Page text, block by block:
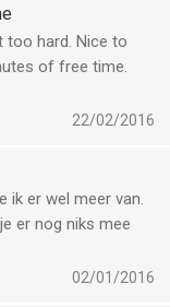
too hard. Nice to
of free time.
does it exist as
22/02/2016
ik er wel meer van.
er nog niks mee
02/01/2016